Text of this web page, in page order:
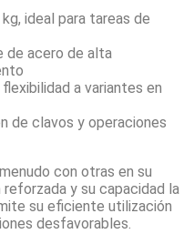
ideal para tareas de
de acero de alta
a variantes en
de clavos y operaciones
con otras en su
y su capacidad la
su eficiente utilización
desfavorables.